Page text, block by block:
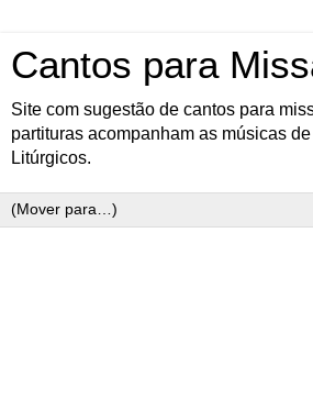
Cantos para
Site com sugestão de cantos para
partituras acompanham as músicas
Litúrgicos.